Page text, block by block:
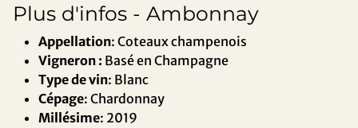
Plus d'infos - Ambonnay
Appellation: Coteaux champenois
Vigneron : Basé en Champagne
Type de vin: Blanc
Cépage: Chardonnay
Millésime: 2019